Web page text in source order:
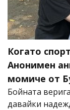
Когато
Анонимен
момиче от
Бойната
давайки